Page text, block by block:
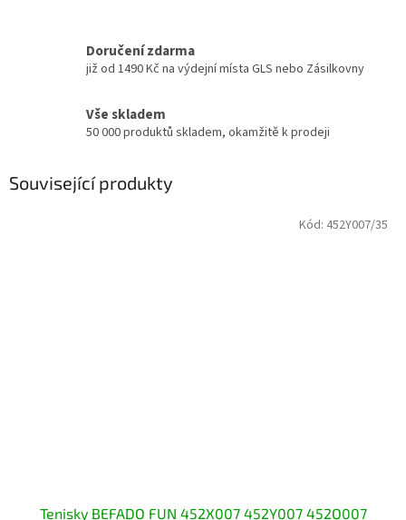
Doručení zdarma
již od 1490 Kč na výdejní místa GLS nebo Zásilkovny
Vše skladem
50 000 produktů skladem, okamžitě k prodeji
Související produkty
Tenisky BEFADO FUN 452X007 452Y007 452Q007
Kód: 452Y007/35